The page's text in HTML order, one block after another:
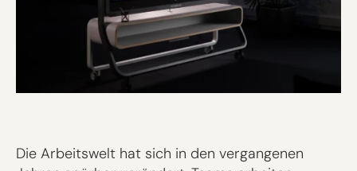
Die Arbeitswelt hat sich in den vergangenen